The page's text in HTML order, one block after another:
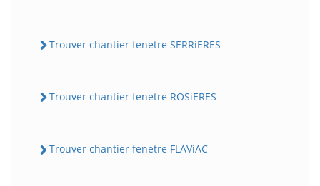
Trouver chantier fenetre SERRiERES
Trouver chantier fenetre ROSiERES
Trouver chantier fenetre FLAViAC